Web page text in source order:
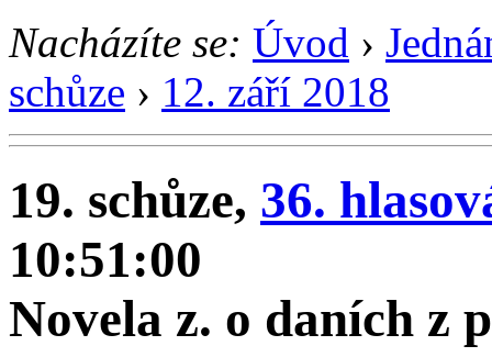
Nacházíte se: Úvod ›
schůze › 12. září 2018
19. schůze, 36.
10:51:00
Novela z. o daních z